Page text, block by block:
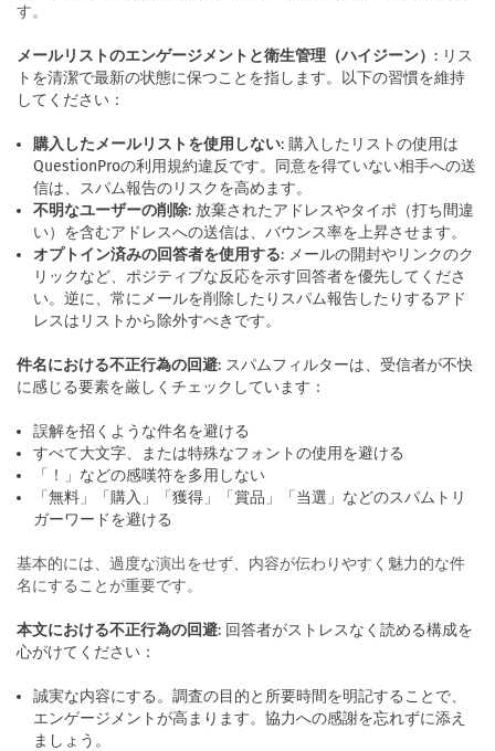
す。
メールリストのエンゲージメントと衛生管理（ハイジーン） : リス
トを清潔で最新の状態に保つことを指します。以下の習慣を維持
してください：
購入したメールリストを使用しない: 購入したリストの使用は
QuestionProの利用規約違反です。同意を得ていない相手への送
信は、スパム報告のリスクを高めます。
不明なユーザーの削除: 放棄されたアドレスやタイポ（打ち間違
い）を含むアドレスへの送信は、バウンス率を上昇させます。
オプトイン済みの回答者を使用する: メールの開封やリンクのク
リックなど、ポジティブな反応を示す回答者を優先してくださ
い。逆に、常にメールを削除したりスパム報告したりするアド
レスはリストから除外すべきです。
件名における不正行為の回避: スパムフィルターは、受信者が不快
に感じる要素を厳しくチェックしています：
誤解を招くような件名を避ける
すべて大文字、または特殊なフォントの使用を避ける
「！」などの感嘆符を多用しない
「無料」「購入」「獲得」「賞品」「当選」などのスパムトリ
ガーワードを避ける
基本的には、過度な演出をせず、内容が伝わりやすく魅力的な件
名にすることが重要です。
本文における不正行為の回避: 回答者がストレスなく読める構成を
心がけてください：
誠実な内容にする。調査の目的と所要時間を明記することで、
エンゲージメントが高まります。協力への感謝を忘れずに添え
ましょう。